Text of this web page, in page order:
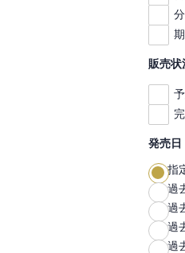
販売状
発売日
指
過
過
過
過